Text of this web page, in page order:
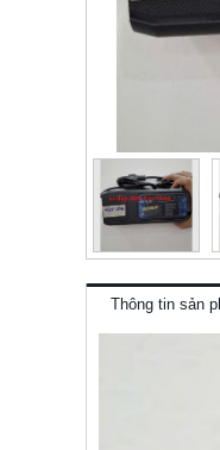
Thông tin sản